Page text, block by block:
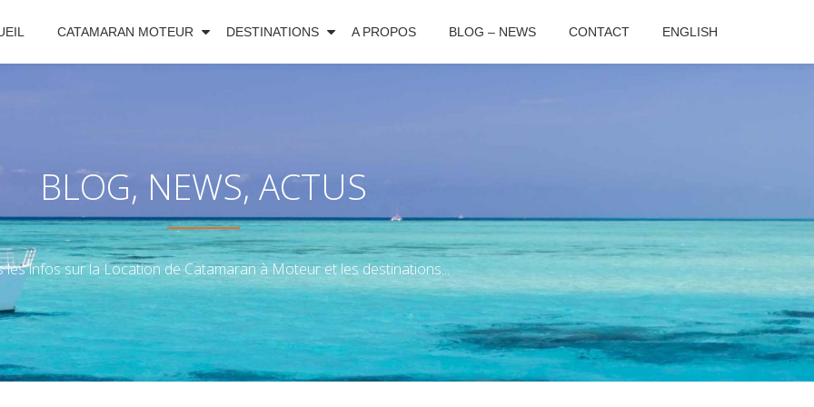
CATAMARAN MOTEUR DESTINATIONS A PROPOS BLOG – NEWS CONTACT ENGLISH
BLOG, NEWS, ACTUS
les infos sur la Location de Catamaran à Moteur et les destinations...